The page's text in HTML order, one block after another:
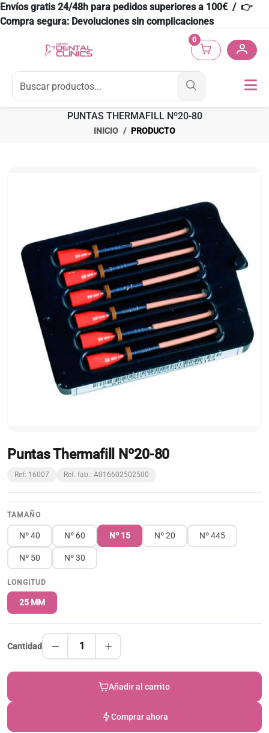
Envíos gratis 24/48h para pedidos superiores a 100€ / 👉
Compra segura: Devoluciones sin complicaciones
0
PUNTAS THERMAFILL Nº20-80
INICIO PRODUCTO
Puntas Thermafill Nº20-80
Ref: 16007 Ref. fab.: A016602502500
TAMAÑO
Nº 40 Nº 60 Nº 15 Nº 20 Nº 445
Nº 50 Nº 30
LONGITUD
25 MM
Cantidad 1
Añadir al carrito
Comprar ahora